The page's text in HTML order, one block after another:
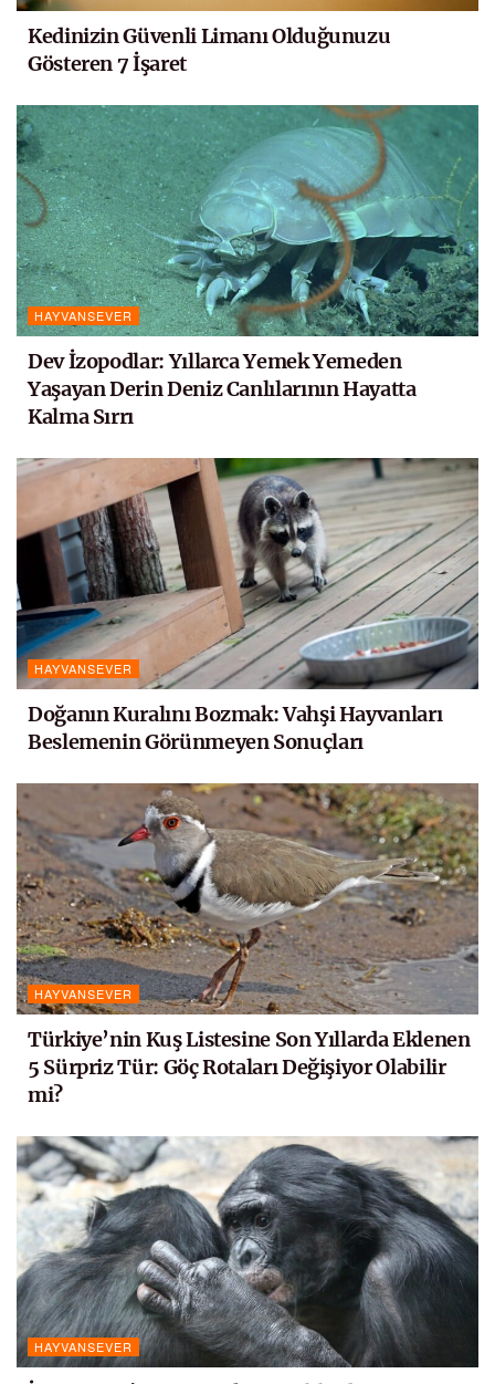
Kedinizin Güvenli Limanı Olduğunuzu
Gösteren 7 İşaret
HAYVANSEVER
Dev İzopodlar: Yıllarca Yemek Yemeden
Yaşayan Derin Deniz Canlılarının Hayatta
Kalma Sırrı
HAYVANSEVER
Doğanın Kuralını Bozmak: Vahşi Hayvanları
Beslemenin Görünmeyen Sonuçları
HAYVANSEVER
Türkiye’nin Kuş Listesine Son Yıllarda Eklenen
5 Sürpriz Tür: Göç Rotaları Değişiyor Olabilir
mi?
HAYVANSEVER